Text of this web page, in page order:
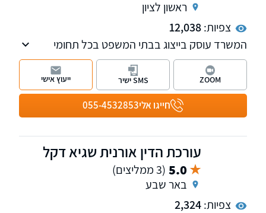
ראשון לציון
צפיות:12,038
המשרד עוסק בייצוג בבתי המשפט בכל תחומי
המשפט האזרחי, נזיקין, מסחרי, ייפוי כוח מתמשך,
סכסוכי שכנים ופינוי מושכר, ייעוץ וליווי מקצועי לכל
אורך ההליך המשפטי
חייגו אלי055-4532853
ZOOM SMS ישיר ייעוץ אישי
עורכת הדין אורנית שגיא דקל
5.0 (3 ממליצים)
באר שבע
צפיות:2,324